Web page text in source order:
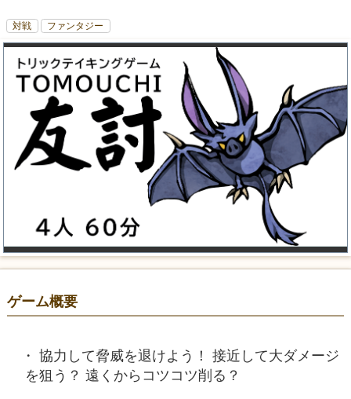
対戦 ファンタジー
ゲーム概要
協力して脅威を退けよう！ 接近して大ダメージ
を狙う？ 遠くからコツコツ削る？